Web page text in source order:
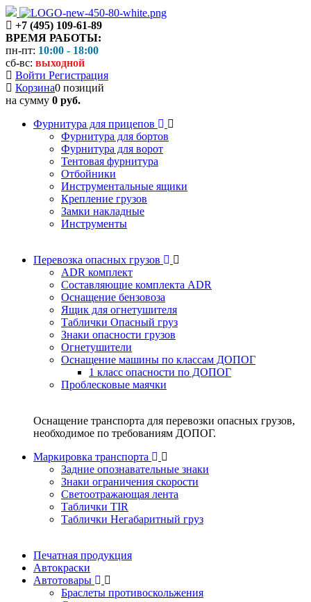
+7 (495) 109-61-89
ВРЕМЯ РАБОТЫ:
пн-пт: 10:00 - 18:00
сб-вс: выходной
Войти Регистрация
Корзина0 позиций
на сумму 0 руб.
Фурнитура для прицепов
Фурнитура для бортов
Фурнитура для ворот
Тентовая фурнитура
Отбойники
Инструментальные ящики
Крепление грузов
Замки накладные
Инструменты
Перевозка опасных грузов
ADR комплект
Составляющие комплекта ADR
Оснащение бензовоза
Ящик для огнетушителя
Таблички Опасный груз
Знаки опасности грузов
Огнетушители
Оснащение машины по классам ДОПОГ
1 класс опасности по ДОПОГ
Проблесковые маячки
Оснащение транспорта для перевозки опасных грузов,
необходимое по требованиям ДОПОГ.
Маркировка транспорта
Задние опознавательные знаки
Знаки ограничения скорости
Светоотражающая лента
Таблички TIR
Таблички Негабаритный груз
Печатная продукция
Автокраски
Автотовары
Браслеты противоскольжения